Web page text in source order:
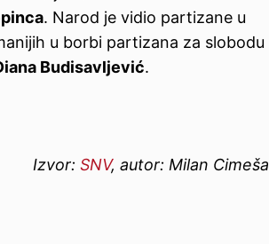
. Narod je vidio partizane u
u borbi partizana za slobodu
Budisavljević.
Izvor: SNV, autor: Milan Cimeša